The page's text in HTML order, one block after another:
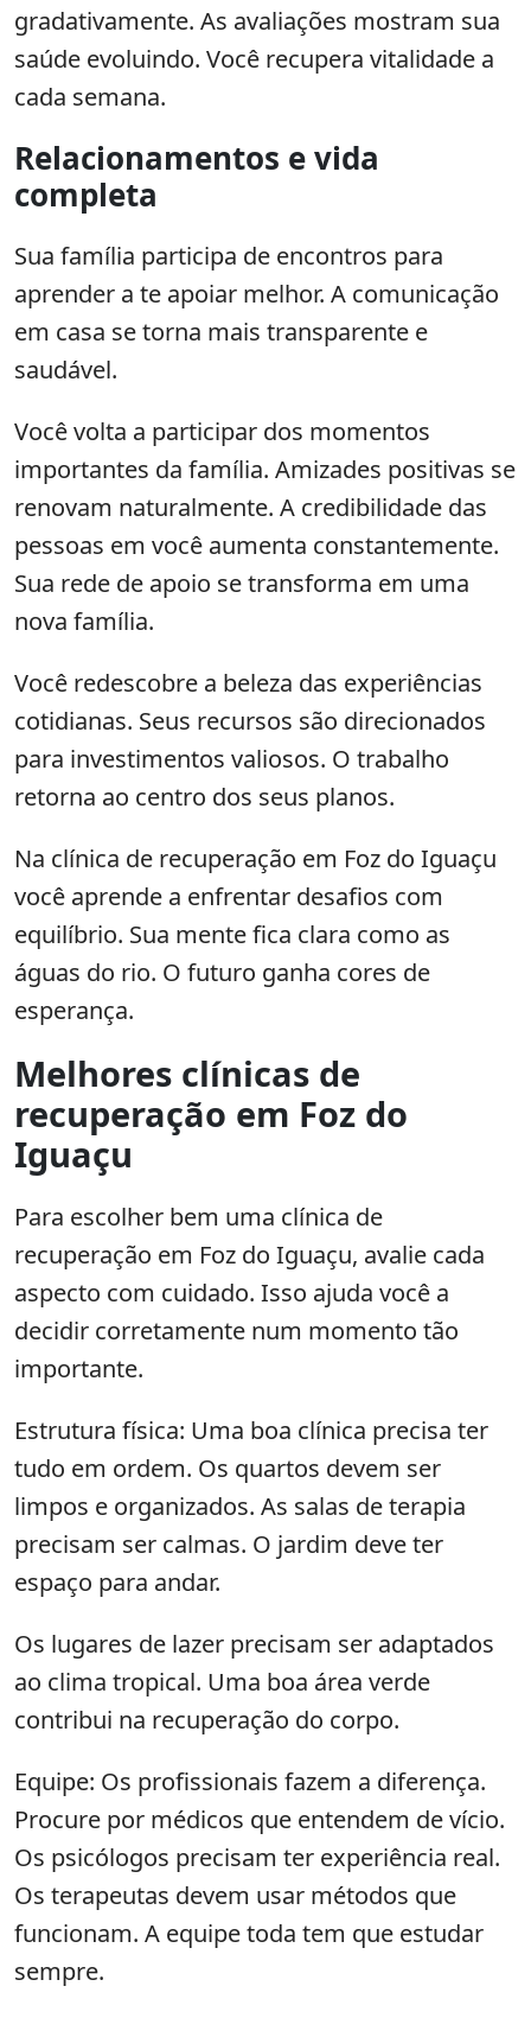
gradativamente. As avaliações mostram sua
saúde evoluindo. Você recupera vitalidade a
cada semana.
Relacionamentos e vida
completa
Sua família participa de encontros para
aprender a te apoiar melhor. A comunicação
em casa se torna mais transparente e
saudável.
Você volta a participar dos momentos
importantes da família. Amizades positivas se
renovam naturalmente. A credibilidade das
pessoas em você aumenta constantemente.
Sua rede de apoio se transforma em uma
nova família.
Você redescobre a beleza das experiências
cotidianas. Seus recursos são direcionados
para investimentos valiosos. O trabalho
retorna ao centro dos seus planos.
Na clínica de recuperação em Foz do Iguaçu
você aprende a enfrentar desafios com
equilíbrio. Sua mente fica clara como as
águas do rio. O futuro ganha cores de
esperança.
Melhores clínicas de
recuperação em Foz do
Iguaçu
Para escolher bem uma clínica de
recuperação em Foz do Iguaçu, avalie cada
aspecto com cuidado. Isso ajuda você a
decidir corretamente num momento tão
importante.
Estrutura física: Uma boa clínica precisa ter
tudo em ordem. Os quartos devem ser
limpos e organizados. As salas de terapia
precisam ser calmas. O jardim deve ter
espaço para andar.
Os lugares de lazer precisam ser adaptados
ao clima tropical. Uma boa área verde
contribui na recuperação do corpo.
Equipe: Os profissionais fazem a diferença.
Procure por médicos que entendem de vício.
Os psicólogos precisam ter experiência real.
Os terapeutas devem usar métodos que
funcionam. A equipe toda tem que estudar
sempre.